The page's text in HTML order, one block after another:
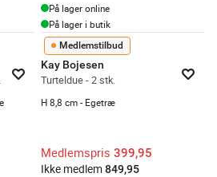
På lager online
På lager i butik
- Lille
Medlemstilbud
Kay Bojesen
Turteldue - 2 stk.
H 8,8 cm - Egetræ
Medlemspris 399,95
Ikke medlem 849,95